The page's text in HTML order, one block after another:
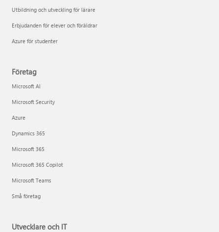
Utbildning och utveckling för lärare
Erbjudanden för elever och föräldrar
Azure för studenter
Företag
Microsoft AI
Microsoft Security
Azure
Dynamics 365
Microsoft 365
Microsoft 365 Copilot
Microsoft Teams
Små företag
Utvecklare och IT